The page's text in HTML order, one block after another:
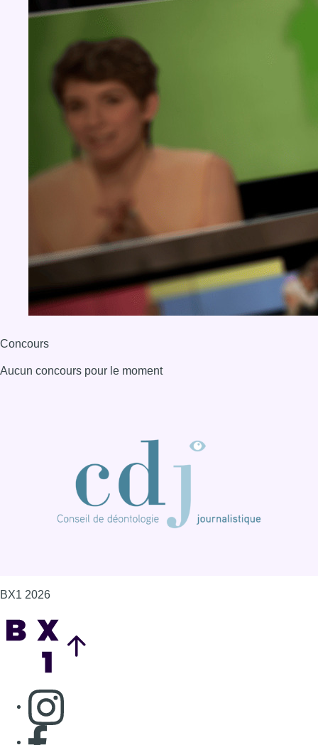
Concours
Aucun concours pour le moment
BX1 2026
Consulter page Instagram
Consulter page Facebook